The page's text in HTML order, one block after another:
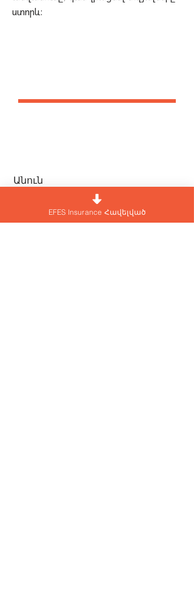
ստորև։
Անուն
EFES Insurance Հավելված